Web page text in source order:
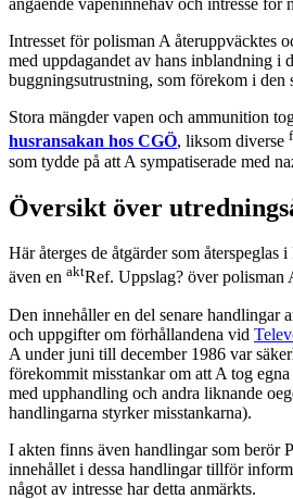
angående vapeninnehav och intresse för
Intresset för polisman A återuppväcktes
med uppdagandet av hans inblandning i
buggningsutrustning, som förekom i den
Stora mängder vapen och ammunition
husransakan hos CGÖ, liksom diverse
som tydde på att A sympatiserade med
Översikt över
Här återges de åtgärder som återspeglas
även en aktRef. Uppslag? över polisman
Den innehåller en del senare handlingar
och uppgifter om förhållandena vid
A under juni till december 1986 var
förekommit misstankar om att A tog
med upphandling och andra liknande
handlingarna styrker misstankarna).
I akten finns även handlingar som berör
innehållet i dessa handlingar tillför
något av intresse har detta anmärkts.